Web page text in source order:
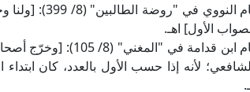
وقال الإمام
الأول] اهـ.
وقال الإمام ابن
لأنه إذا حسب الأول بالعدد، كان